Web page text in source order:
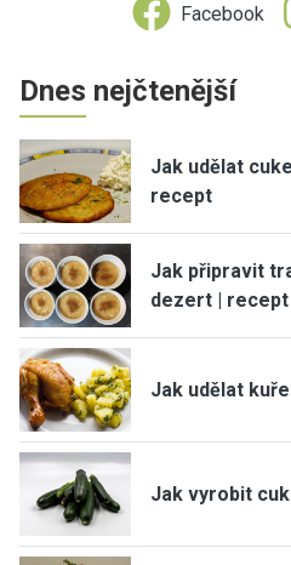
Facebook
Dnes nejčtenější
Jak udělat
recept
Jak připravit
dezert | recept
Jak udělat
Jak vyrobit